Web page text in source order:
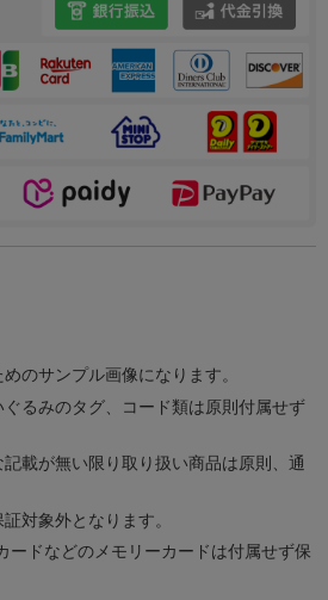
のサンプル画像になります。
るみのタグ、コード類は原則付属せず
載が無い限り取り扱い商品は原則、通
対象外となります。
ードなどのメモリーカードは付属せず保